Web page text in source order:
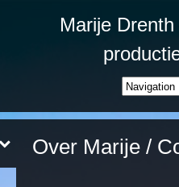
Marije
Over Marije /